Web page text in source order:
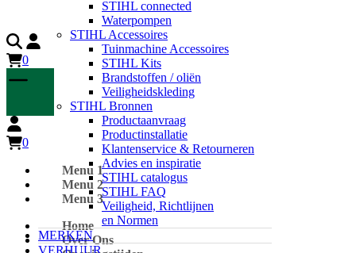
STIHL connected
Waterpompen
STIHL Accessoires
Tuinmachine Accessoires
STIHL Kits
Brandstoffen / oliën
Veiligheidskleding
STIHL Bronnen
Productaanvraag
Productinstallatie
Klantenservice & Retourneren
Advies en inspiratie
STIHL catalogus
STIHL FAQ
Veiligheid, Richtlijnen
en Normen
MERKEN
VERHUUR
0
0
Menu 1
Menu 2
Menu 3
Home
Over Ons